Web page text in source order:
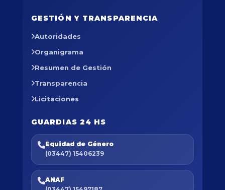
GESTIÓN Y TRANSPARENCIA
Autoridades
Organigrama
Resumen de Gestión
Transparencia
Licitaciones
GUARDIAS 24 HS
Equidad de Género
(03447) 15406239
ANAF